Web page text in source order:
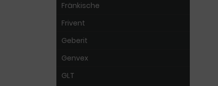
Fränkische
Frivent
Geberit
Genvex
GLT